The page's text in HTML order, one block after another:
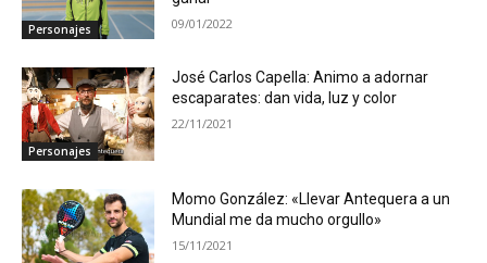
Personajes 09/01/2022
Personajes
José Carlos Capella: Animo a adornar
escaparates: dan vida, luz y color
22/11/2021
Momo González: «Llevar Antequera a un
Mundial me da mucho orgullo»
15/11/2021